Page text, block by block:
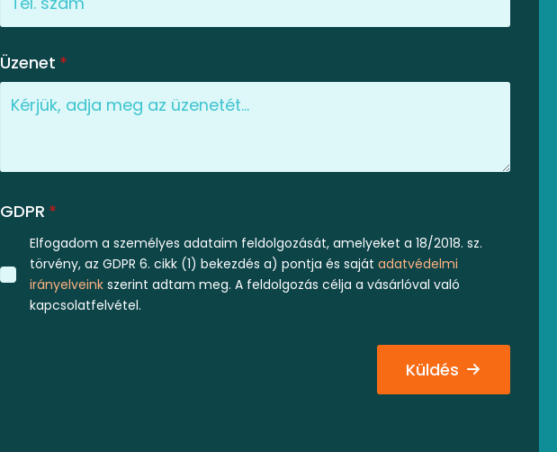
Üzenet *
GDPR *
Elfogadom a személyes adataim feldolgozását, amelyeket a 18/2018. sz.
törvény, az GDPR 6. cikk (1) bekezdés a) pontja és sajátadatvédelmi
irányelveink szerint adtam meg. A feldolgozás célja a vásárlóval való
kapcsolatfelvétel.
Küldés